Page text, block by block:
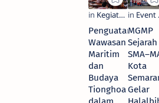
Penguatan
Wawasan
Maritim
dan
Budaya
Tionghoa
MGMP
Sejarah
Kota
Gelar